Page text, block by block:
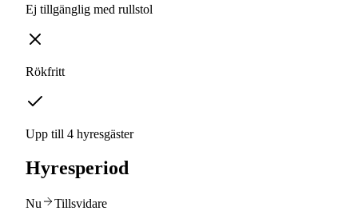
Ej tillgänglig med rullstol
Rökfritt
Upp till 4 hyresgäster
Hyresperiod
Nu Tillsvidare